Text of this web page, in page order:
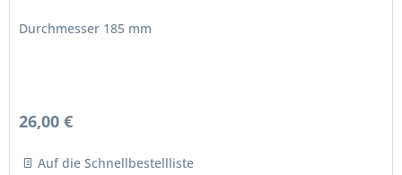
Durchmesser 185 mm
26,00 €
Auf die Schnellbestellliste